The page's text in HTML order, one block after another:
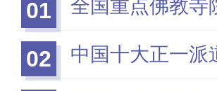
01
全国重点佛教寺
02 中国十大正一派